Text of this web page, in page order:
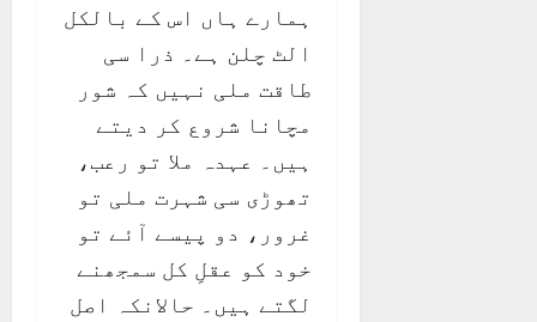
ہمارے ہاں اس کے بالکل
الٹ چلن ہے۔ ذرا سی
طاقت ملی نہیں کہ شور
مچانا شروع کر دیتے
ہیں۔ عہدہ ملا تو رعب،
تھوڑی سی شہرت ملی تو
غرور، دو پیسے آئے تو
خود کو عقلِ کل سمجھنے
لگتے ہیں۔ حالانکہ اصل